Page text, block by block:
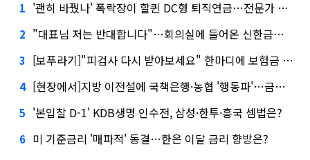
1 '괜히 바꿨나' 폭락장이 할퀸 DC형 퇴직연금…전문가 조언은
2 "대표님 저는 반대합니다"…회의실에 들어온 신한금융 AI
3 [보푸라기]"피검사 다시 받아보세요" 한마디에 보험금 못 받을 뻔?
4 [현장에서]지방 이전설에 국책은행·농협 '행동파'…금감원 '신중모드'
5 '본입찰 D-1' KDB생명 인수전, 삼성·한투·흥국 셈법은?
6 미 기준금리 '매파적' 동결…한은 이달 금리 향방은?